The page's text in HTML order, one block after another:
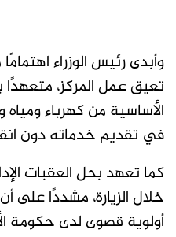
وأبدى رئيس الوزراء
تعيق عمل المركز، متعهدًا
الأساسية من كهرباء ومياه
في تقديم خدماته دون
كما تعهد بحل العقبات
خلال الزيارة، مشددًا
أولوية قصوى لدى حكومة